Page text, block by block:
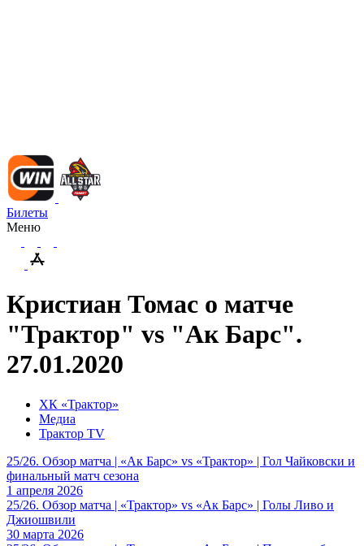
Билеты
Меню
Кристиан Томас о матче
"Трактор" vs "Ак Барс".
27.01.2020
ХК «Трактор»
Медиа
Трактор TV
25/26. Обзор матча | «Ак Барс» vs «Трактор» | Гол Чайковски и
финальный матч сезона
1 апреля 2026
25/26. Обзор матча | «Трактор» vs «Ак Барс» | Голы Ливо и
Джиошвили
30 марта 2026